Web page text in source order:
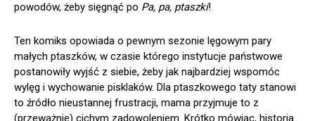
powodów, żeby sięgnąć po Pa, pa, ptaszki!
Ten komiks opowiada o pewnym sezonie lęgowym pary
małych ptaszków, w czasie którego instytucje państwowe
postanowiły wyjść z siebie, żeby jak najbardziej wspomóc
wylęg i wychowanie pisklaków. Dla ptaszkowego taty stanowi
to źródło nieustannej frustracji, mama przyjmuje to z
(przeważnie) cichym zadowoleniem. Krótko mówiąc, historia